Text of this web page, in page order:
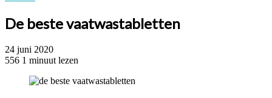
De beste vaatwastabletten
24 juni 2020
556 1 minuut lezen